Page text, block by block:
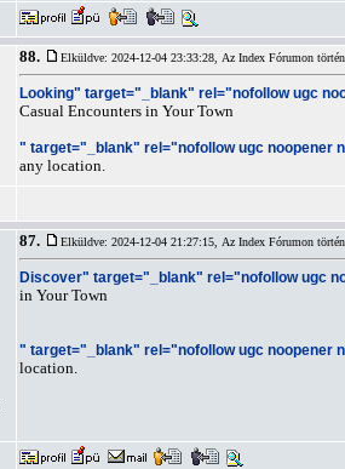
88. Elküldve: 2024-12-04 23:33:28, Az Index Fórumon
Looking" target="_blank" rel="nofollow ugc
Casual Encounters in Your Town
" target="_blank" rel="nofollow ugc noopener
any location.
87. Elküldve: 2024-12-04 21:27:15, Az Index Fórumon
Discover" target="_blank" rel="nofollow ugc
in Your Town
" target="_blank" rel="nofollow ugc noopener
location.